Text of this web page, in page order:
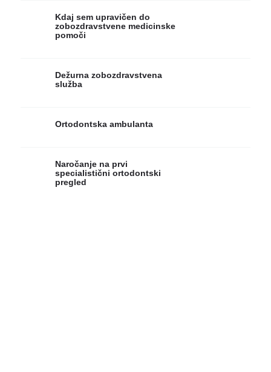
Kdaj sem upravičen do
zobozdravstvene medicinske
pomoči
Dežurna zobozdravstvena
služba
Ortodontska ambulanta
Naročanje na prvi
specialistični ortodontski
pregled